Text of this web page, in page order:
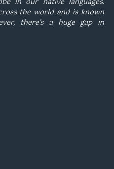
the world and is known
there’s a huge gap in